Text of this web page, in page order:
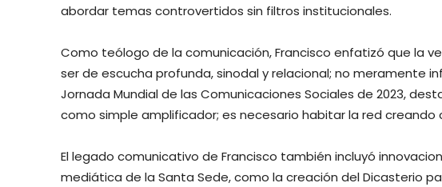
abordar temas controvertidos sin filtros institucionales.
Como teólogo de la comunicación, Francisco enfatizó que la
ser de escucha profunda, sinodal y relacional; no meramente
Jornada Mundial de las Comunicaciones Sociales de 2023,
como simple amplificador; es necesario habitar la red creando
El legado comunicativo de Francisco también incluyó
mediática de la Santa Sede, como la creación del Dicasterio